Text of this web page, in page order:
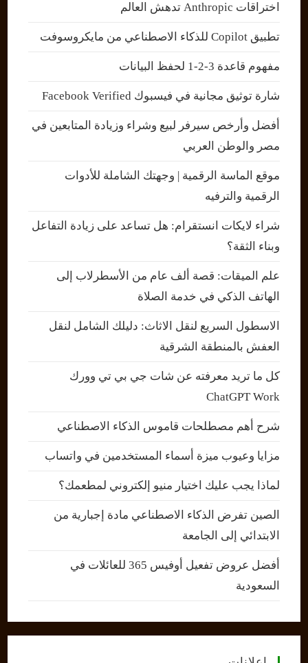
اختراقات Anthropic تدهش العالم
تطبيق Copilot للذكاء الاصطناعي من مايكروسوفت
مفهوم قاعدة 3-2-1 لحفظ البيانات
شارة توثيق مجانية في فيسبوك Facebook Verified
أفضل وأرخص سيرفر لبيع وشراء وزيادة المتابعين في
مصر والوطن العربي
موقع الماسة الرقمية | وجهتك الشاملة للأدوات
الرقمية والترفيه
شراء لايكات انستقرام: هل تساعد على زيادة التفاعل
وبناء الثقة؟
علم الميقات: قصة ألف عام من الأسطرلاب إلى
الهاتف الذكي في خدمة الصلاة
الاسطول السريع لنقل الاثاث: دليلك الشامل لنقل
العفش بالمنطقة الشرقية
كل ما تريد معرفته عن شات جي بي تي وورك
ChatGPT Work
شرح أهم مصطلحات قاموس الذكاء الاصطناعي
مزايا وعيوب ميزة أسماء المستخدمين في واتساب
لماذا يجب عليك اختيار منيو إلكتروني لمطعمك؟
الصين تفرض الذكاء الاصطناعي مادة إجبارية من
الابتدائي إلى الجامعة
أفضل عروض تفعيل أوفيس 365 للعائلات في
السعودية